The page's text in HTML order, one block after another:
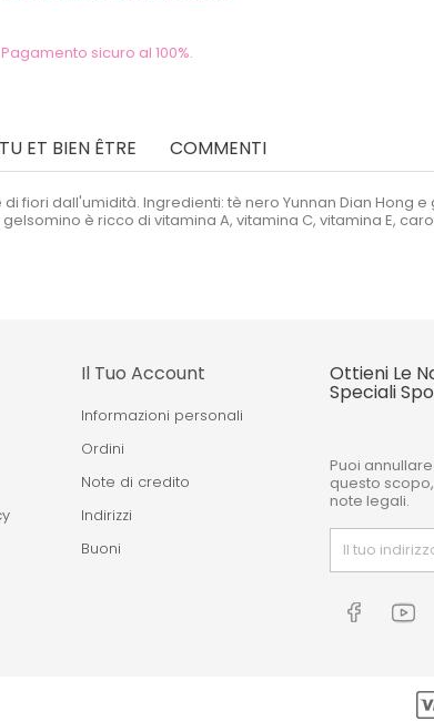
Pagamento sicuro al 100%.
ET BIEN ÊTRE COMMENTI
dall'umidità. Ingredienti: tè nero Yunnan Dian Hong e
è ricco di vitamina A, vitamina C, vitamina E,
Il Tuo Account
Informazioni personali
Ordini
Note di credito
Indirizzi
Buoni
Ottieni Le
Speciali
Puoi
questo
note legali.